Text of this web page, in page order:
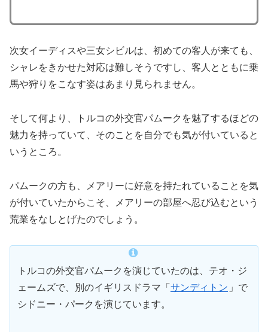
次女イーディスや三女シビルは、初めての客人が来ても、
シャレをきかせた対応は難しそうですし、客人とともに乗
馬や狩りをこなす姿はあまり見られません。
そして何より、トルコの外交官パムークを魅了するほどの
魅力を持っていて、そのことを自分でも気が付いていると
いうところ。
パムークの方も、メアリーに好意を持たれていることを気
が付いていたからこそ、メアリーの部屋へ忍び込むという
荒業をなしとげたのでしょう。
トルコの外交官パムークを演じていたのは、テオ・ジ
ェームズで、別のイギリスドラマ「 サンディトン 」で
シドニー・パークを演じています。